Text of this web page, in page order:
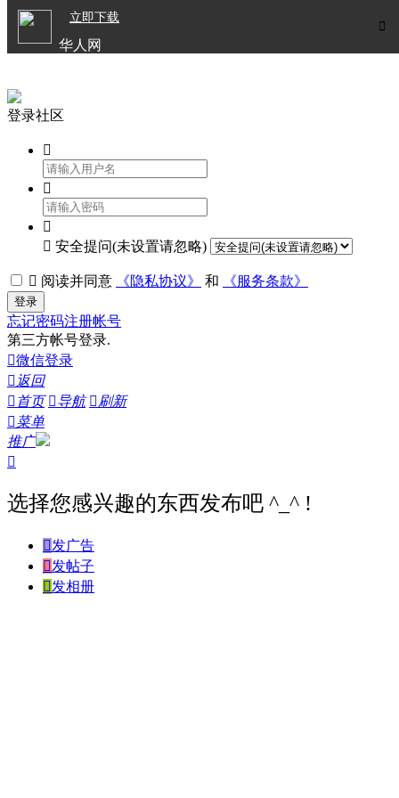

立即下载
华人网
登录社区



 安全提问(未设置请忽略)
 阅读并同意 《隐私协议》 和 《服务条款》
登录
忘记密码注册帐号
第三方帐号登录.
微信登录
 返回
 首页 导航 刷新
菜单
推广

选择您感兴趣的东西发布吧 ^_^ !
发广告
发帖子
发相册